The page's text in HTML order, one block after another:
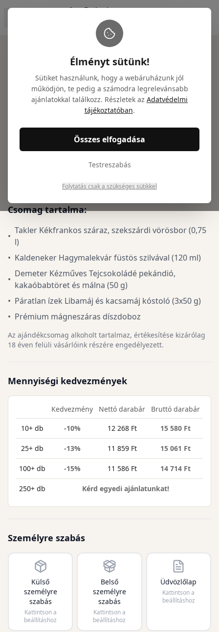
Ajándékcsomagok Mámor - Kékfrankos gourmet
Mámor - Kékfrankos
gourmet ajándékcsomag
Cikkszám: NTGY100023
Csomag tartalma:
•
Takler Kékfrankos száraz, szekszárdi vörösbor (0,75
l)
• Kaldeneker Hagymalekvár füstös szilvával (120 ml)
•
Demeter Kézműves Tejcsokoládé pekándió,
kakaóbabtöret és málna (50 g)
• Páratlan ízek Libamáj és kacsamáj kóstoló (3x50 g)
• Prémium mágneszáras díszdoboz
Az ajándékcsomag alkoholt tartalmaz, értékesítése kizárólag
18 éven felüli vásárlóink részére engedélyezett.
Mennyiségi kedvezmények
Kedvezmény Nettó darabár Bruttó darabár
10+ db -10% 12 268 Ft 15 580 Ft
25+ db -13% 11 859 Ft 15 061 Ft
100+ db -15% 11 586 Ft 14 714 Ft
250+ db Kérd egyedi ajánlatunkat!
Személyre szabás
Külső
személyre
szabás
Kattintson a
beállításhoz
Belső
személyre
szabás
Kattintson a
beállításhoz
Üdvözlőlap
Kattintson a
beállításhoz
Élményt sütünk!
Sütiket használunk, hogy a webáruházunk jól
működjön, te pedig a számodra legrelevánsabb
ajánlatokkal találkozz. Részletek az Adatvédelmi
tájékoztatóban.
Összes elfogadása
Testreszabás
Folytatás csak a szükséges sütikkel